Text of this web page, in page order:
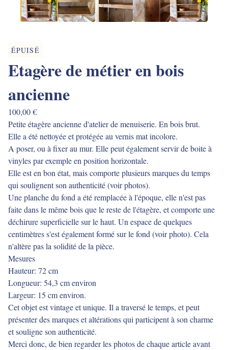
ÉPUISÉ
Etagère de métier en bois
ancienne
100,00€
Petite étagère ancienne d'atelier de menuiserie. En bois brut.
Elle a été nettoyée et protégée au vernis mat incolore.
A poser, ou à fixer au mur. Elle peut également servir de boite à
vinyles par exemple en position horizontale.
Elle est en bon état, mais comporte plusieurs marques du temps
qui soulignent son authenticité (voir photos).
Une planche du fond a été remplacée à l'époque, elle n'est pas
faite dans le même bois que le reste de l'étagère, et comporte une
déchirure superficielle sur le haut. Un espace de quelques
centimètres s'est également formé sur le fond (voir photo). Cela
n'altère pas la solidité de la pièce.
Mesures
Hauteur: 72 cm
Longueur: 54,3 cm environ
Largeur: 15 cm environ.
Cet objet est vintage et unique. Il a traversé le temps, et peut
présenter des marques et altérations qui participent à son charme
et souligne son authenticité.
Merci donc, de bien regarder les photos de chaque article avant